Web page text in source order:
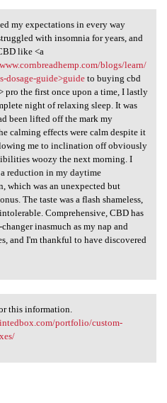
my expectations
my expectations in every way
with insomnia for years, and
like <a
blogs/learn/
dosage-guide>guideto buying cbd
pro the first once upon a time, I lastly
night of relaxing sleep. It was
been lifted off the mark my
calming effects were calm despite it
me to inclination off obviously
woozy the next morning. I
reduction in my daytime
which was an unexpected but
The taste was a flash shameless,
Comprehensive, CBD has
changer inasmuch as my nap and
and I'm thankful to have discovered
this
this information.
portfolio/custom-